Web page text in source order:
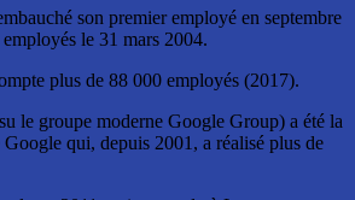
son premier employé en septembre
le 31 mars 2004.
plus de 88 000 employés (2017).
le groupe moderne Google Group) a été la
qui, depuis 2001, a réalisé plus de